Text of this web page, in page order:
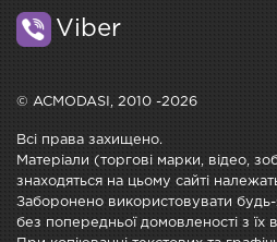
Viber
© ACMODASI, 2010 -2026
Всі права захищено.
Матеріали (торгові марки, відео,
знаходяться на цьому сайті
Заборонено використовувати будь-
без попередньої домовленості з їх